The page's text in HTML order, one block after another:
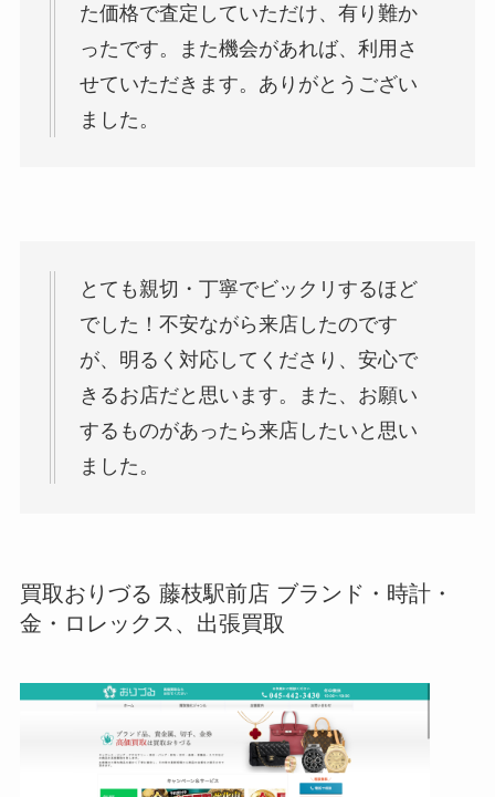
た価格で査定していただけ、有り難か
ったです。また機会があれば、利用さ
せていただきます。ありがとうござい
ました。
とても親切・丁寧でビックリするほど
でした！不安ながら来店したのです
が、明るく対応してくださり、安心で
きるお店だと思います。また、お願い
するものがあったら来店したいと思い
ました。
買取おりづる 藤枝駅前店 ブランド・時計・
金・ロレックス、出張買取